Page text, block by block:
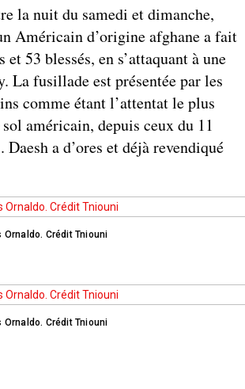
la nuit du samedi et dimanche,
Américain d’origine afghane a fait
53 blessés, en s’attaquant à une
La fusillade est présentée par les
comme étant l’attentat le plus
américain, depuis ceux du 11
Daesh a d’ores et déjà revendiqué
Crédit Tniouni
Crédit Tniouni